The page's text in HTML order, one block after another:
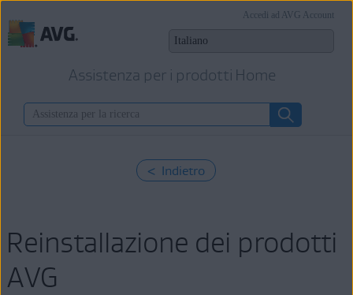
Assistenza per i prodotti Home
Accedi ad AVG Account
< Indietro
Reinstallazione dei prodotti
AVG